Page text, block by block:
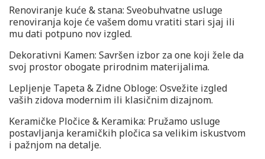
Renoviranje kuće & stana: Sveobuhvatne usluge
renoviranja koje će vašem domu vratiti stari sjaj ili
mu dati potpuno nov izgled.
Dekorativni Kamen: Savršen izbor za one koji žele da
svoj prostor obogate prirodnim materijalima.
Lepljenje Tapeta & Zidne Obloge: Osvežite izgled
vaših zidova modernim ili klasičnim dizajnom.
Keramičke Pločice & Keramika: Pružamo usluge
postavljanja keramičkih pločica sa velikim iskustvom
i pažnjom na detalje.